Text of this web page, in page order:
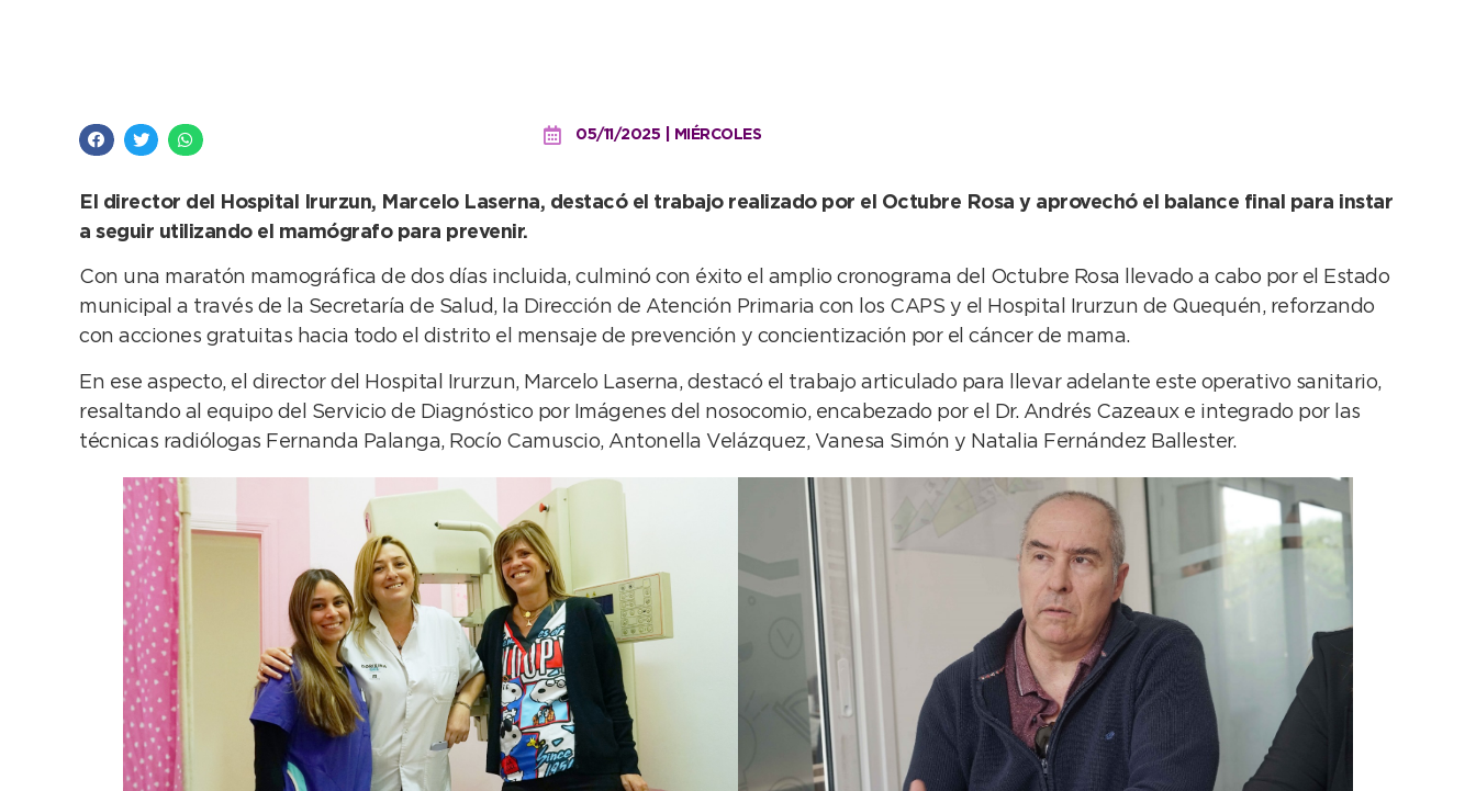
05/11/2025 | MIÉRCOLES
El director del Hospital Irurzun, Marcelo Laserna, destacó el trabajo realizado por el Octubre Rosa y aprovechó el balance final para instar
a seguir utilizando el mamógrafo para prevenir.
Con una maratón mamográfica de dos días incluida, culminó con éxito el amplio cronograma del Octubre Rosa llevado a cabo por el Estado
municipal a través de la Secretaría de Salud, la Dirección de Atención Primaria con los CAPS y el Hospital Irurzun de Quequén, reforzando
con acciones gratuitas hacia todo el distrito el mensaje de prevención y concientización por el cáncer de mama.
En ese aspecto, el director del Hospital Irurzun, Marcelo Laserna, destacó el trabajo articulado para llevar adelante este operativo sanitario,
resaltando al equipo del Servicio de Diagnóstico por Imágenes del nosocomio, encabezado por el Dr. Andrés Cazeaux e integrado por las
técnicas radiólogas Fernanda Palanga, Rocío Camuscio, Antonella Velázquez, Vanesa Simón y Natalia Fernández Ballester.